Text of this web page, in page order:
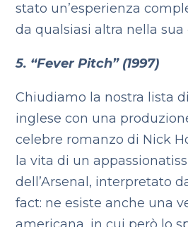
stato un’esperienza
da qualsiasi altra nella sua
5. “Fever Pitch” (1997)
Chiudiamo la nostra lista
inglese con una
celebre romanzo di Nick
la vita di un
dell’Arsenal, interpretato
fact: ne esiste anche una